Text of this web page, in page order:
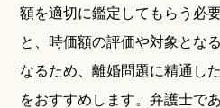
額を適切に鑑定してもらう必
と、時価額の評価や対象とな
なるため、離婚問題に精通し
をおすすめします。弁護士で